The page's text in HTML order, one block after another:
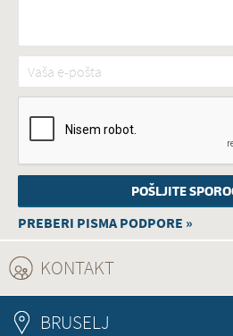
Vaša e-pošta*
PREBERI PISMA PODPORE »
KONTAKT
BRUSELJ